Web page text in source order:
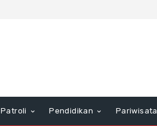
Patroli Pendidikan Pariwisata